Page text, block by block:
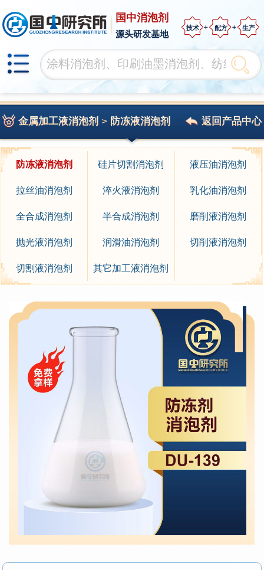
国中消泡剂
源头研发基地
技术 配方 生产
金属加工液消泡剂 > 防冻液消泡剂 返回产品中心
防冻液消泡剂 硅片切割消泡剂 液压油消泡剂
拉丝油消泡剂 淬火液消泡剂 乳化油消泡剂
全合成消泡剂 半合成消泡剂 磨削液消泡剂
抛光液消泡剂 润滑油消泡剂 切削液消泡剂
切割液消泡剂 其它加工液消泡剂